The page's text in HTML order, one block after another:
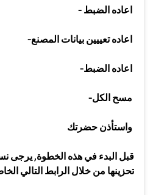
-
-
-
-
قبل البدء في هذه الخطوة, يرجى
تحزينها من خلال الرابط التالي